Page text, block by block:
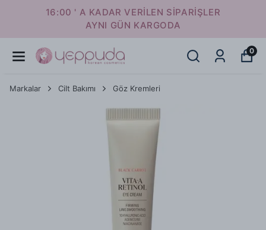
16:00 ' A KADAR VERİLEN SİPARİŞLER
AYNI GÜN KARGODA
0
Markalar Cilt Bakımı Göz Kremleri